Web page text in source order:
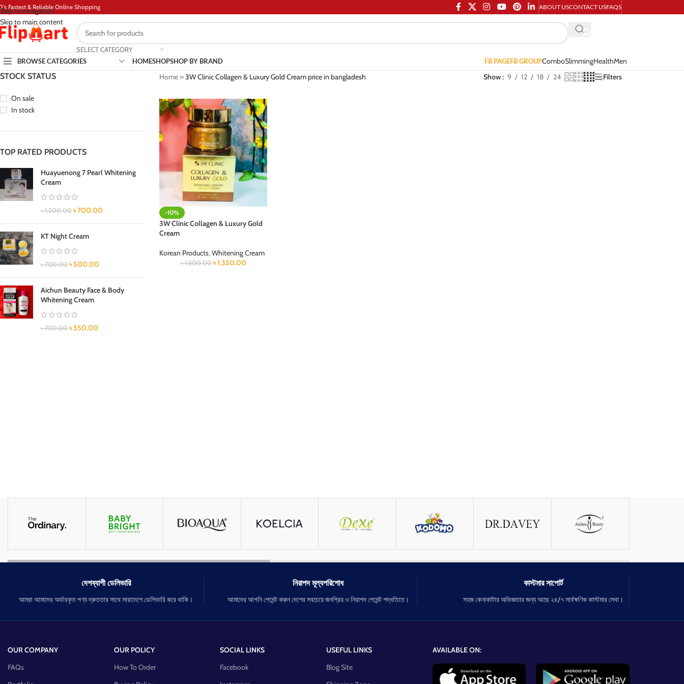
Skip to navigation
Skip to main content
Fastest & Reliable Online Shopping ABOUT USCONTACT USFAQS
SELECT CATEGORY
BROWSE CATEGORIES
HOMESHOPSHOP BY BRAND FB PAGEFB GROUPComboSlimmingHealthMen
STOCK STATUS
On sale
In stock
TOP RATED PRODUCTS
Huayuenong 7 Pearl Whitening
Cream
৳1,200.00 ৳700.00
KT Night Cream
৳700.00 ৳500.00
Aichun Beauty Face & Body
Whitening Cream
৳700.00 ৳550.00
Home»3W Clinic Collagen & Luxury Gold Cream price in bangladesh Show 9 12 18 24 Filters
-10%
3W Clinic Collagen & Luxury Gold
Cream
Korean Products,Whitening Cream
৳1,500.00 ৳1,350.00
দেশব্যাপী ডেলিভারি
আমরা আমাদের অর্ডারকৃত পণ্য দ্রুততার সাথে সারাদেশে ডেলিভারি করে থাকি।
নিরাপদ মূল্যপরিশোধ
আমাদের আপনি পেমেন্ট করুন দেশের সবচেয়ে জনপ্রিয় ও নিরাপদ পেমেন্ট পদ্ধতিতে।
কাস্টমার সাপোর্ট
সহজ কেনাকাটার অভিজ্ঞতার জন্য আছে ২৪/৭ সার্বক্ষণিক কাস্টমার সেবা।
OUR COMPANY
FAQs
OUR POLICY
How To Order
SOCIAL LINKS
Facebook
USEFUL LINKS
Blog Site
AVAILABLE ON: